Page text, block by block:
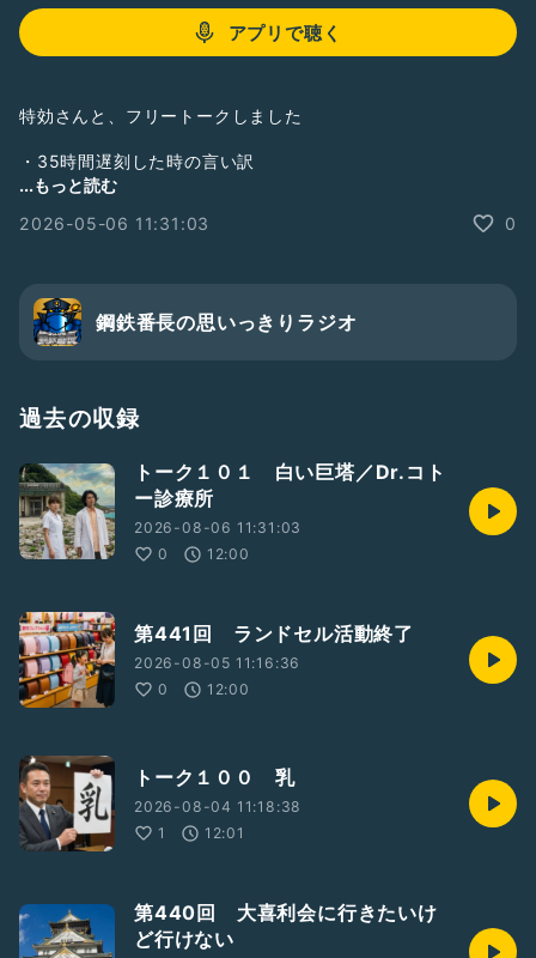
アプリで聴く
特効さんと、フリートークしました
・35時間遅刻した時の言い訳
・100年後の世界は どうなってると思う？
・ウインナーは茶色派？赤色派？
...もっと読む
2026-05-06 11:31:03
0
鋼鉄番長の思いっきりラジオ
過去の収録
トーク１０１ 白い巨塔／Dr.コト
ー診療所
2026-08-06 11:31:03
0
12:00
第441回 ランドセル活動終了
2026-08-05 11:16:36
0
12:00
トーク１００ 乳
2026-08-04 11:18:38
1
12:01
第440回 大喜利会に行きたいけ
ど行けない